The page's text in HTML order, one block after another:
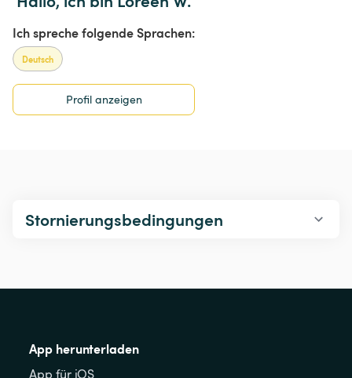
Ich spreche folgende Sprachen:
Deutsch
Profil anzeigen
Stornierungsbedingungen
App herunterladen
App für iOS